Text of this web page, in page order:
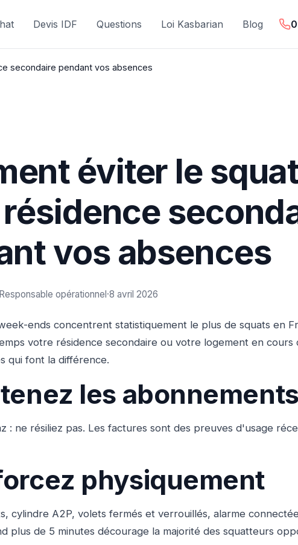
Devis IDF Questions Loi Kasbarian Blog
secondaire pendant vos absences
éviter le
vos absences
Responsable opérationnel·8 avril 2026
ends concentrent statistiquement le plus de squats en
votre résidence secondaire ou votre logement en cours
qui font la différence.
les abonnements
: ne résiliez pas. Les factures sont des preuves d'usage
physiquement
cylindre A2P, volets fermés et verrouillés, alarme
plus de 5 minutes décourage la majorité des squatteurs